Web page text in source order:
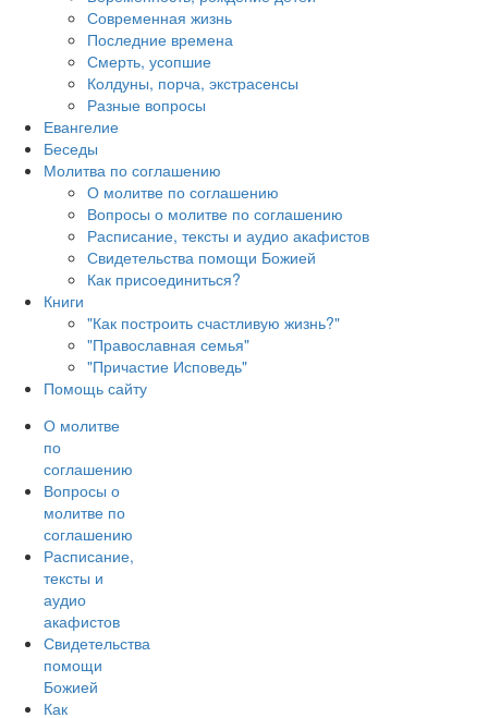
Современная жизнь
Последние времена
Смерть, усопшие
Колдуны, порча, экстрасенсы
Разные вопросы
Евангелие
Беседы
Молитва по соглашению
О молитве по соглашению
Вопросы о молитве по соглашению
Расписание, тексты и аудио акафистов
Свидетельства помощи Божией
Как присоединиться?
Книги
"Как построить счастливую жизнь?"
"Православная семья"
"Причастие Исповедь"
Помощь сайту
О молитве
по
соглашению
Вопросы о
молитве по
соглашению
Расписание,
тексты и
аудио
акафистов
Свидетельства
помощи
Божией
Как